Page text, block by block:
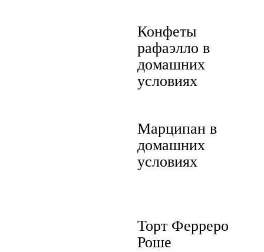
Конфеты
рафаэлло в
домашних
условиях
Марципан в
домашних
условиях
Торт Ферреро
Роше